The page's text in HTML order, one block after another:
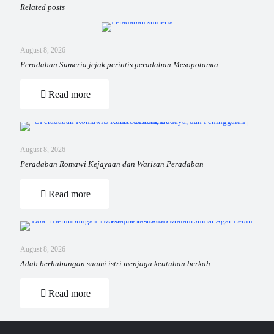
Related posts
August 8, 2026
Peradaban Sumeria jejak perintis peradaban Mesopotamia
Read more
August 8, 2026
Peradaban Romawi Kejayaan dan Warisan Peradaban
Read more
August 8, 2026
Adab berhubungan suami istri menjaga keutuhan berkah
Read more